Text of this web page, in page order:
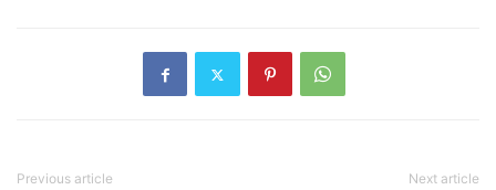
Previous article Next article